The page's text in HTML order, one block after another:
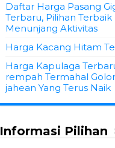
Daftar Harga Pasang
Terbaru, Pilihan
Menunjang Aktivitas
Harga Kacang Hitam
Harga Kapulaga
rempah Termahal
jahean Yang Terus Naik
Informasi Pilihan